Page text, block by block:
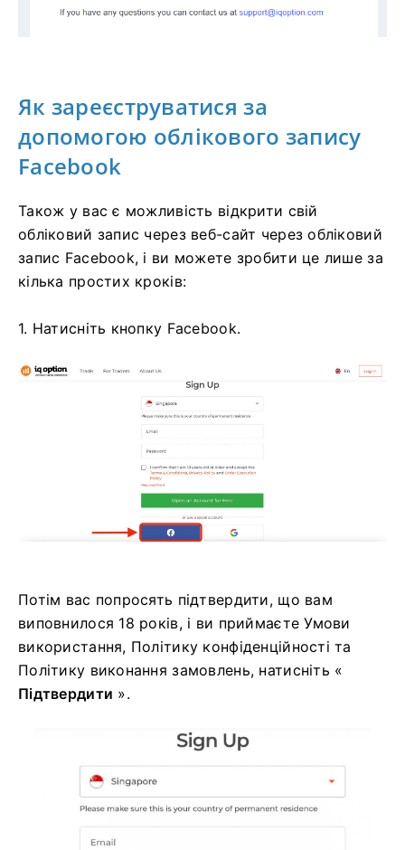
Як зареєструватися за
допомогою облікового запису
Facebook
Також у вас є можливість відкрити свій
обліковий запис через веб-сайт через обліковий
запис Facebook, і ви можете зробити це лише за
кілька простих кроків:
1. Натисніть кнопку Facebook.
Потім вас попросять підтвердити, що вам
виповнилося 18 років, і ви приймаєте Умови
використання, Політику конфіденційності та
Політику виконання замовлень, натисніть «
Підтвердити ».